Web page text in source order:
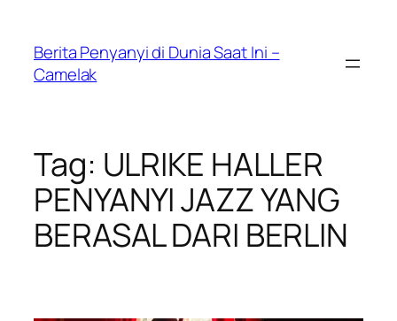
content
Berita Penyanyi di Dunia Saat Ini –
Camelak
Tag: ULRIKE HALLER
PENYANYI JAZZ YANG
BERASAL DARI BERLIN